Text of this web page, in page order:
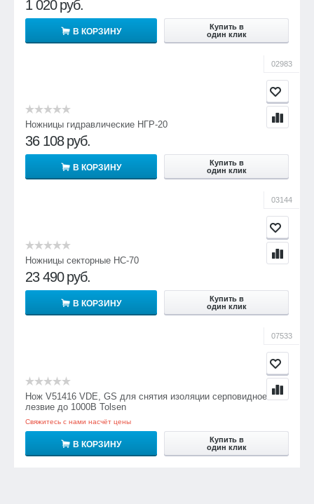
1 020 руб.
В КОРЗИНУ
Купить в
один клик
02983
Ножницы гидравлические НГР-20
36 108 руб.
В КОРЗИНУ
Купить в
один клик
03144
Ножницы секторные НС-70
23 490 руб.
В КОРЗИНУ
Купить в
один клик
07533
Нож V51416 VDE, GS для снятия изоляции серповидное
лезвие до 1000В Tolsen
Свяжитесь с нами насчёт цены
В КОРЗИНУ
Купить в
один клик